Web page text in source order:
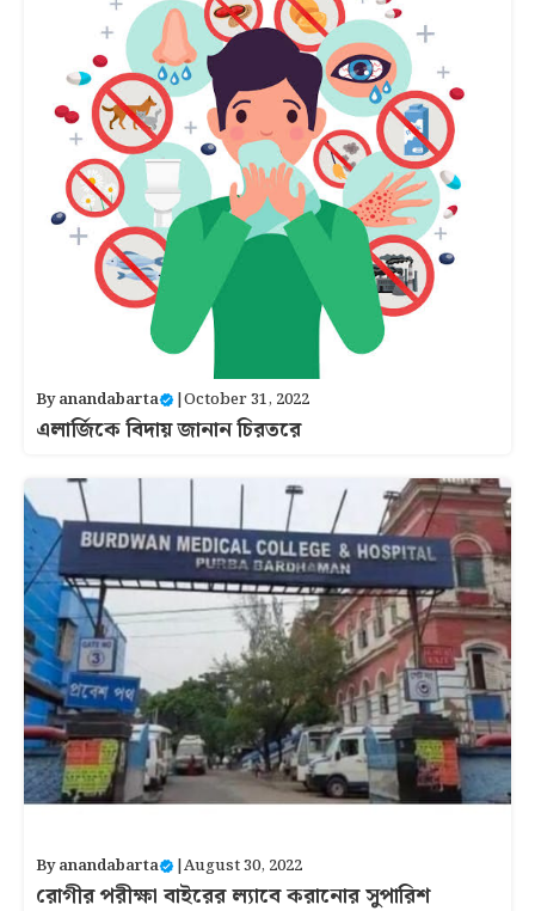
Byanandabarta |October 31, 2022
এলার্জিকে বিদায় জানান চিরতরে
Byanandabarta |August 30, 2022
রোগীর পরীক্ষা বাইরের ল্যাবে করানোর সুপারিশ